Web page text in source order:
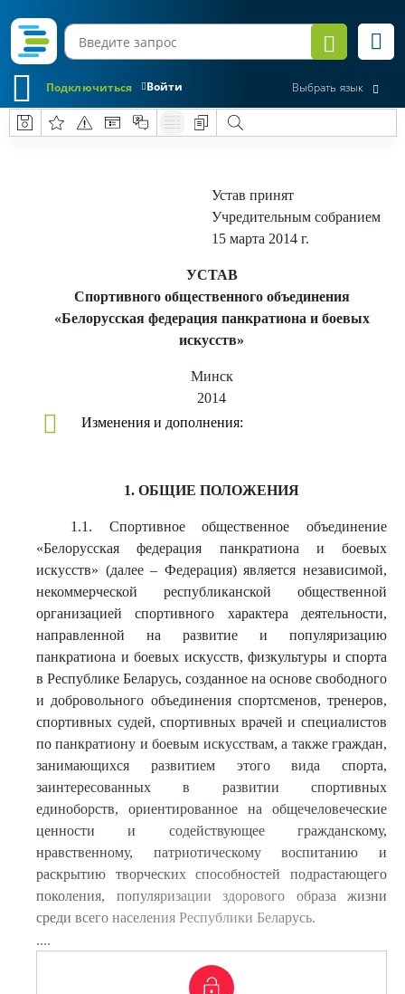
Войти
Подключиться Выбрать язык
Устав принят
Учредительным собранием
15 марта 2014 г.
УСТАВ
Спортивного общественного объединения
«Белорусская федерация панкратиона и боевых
искусств»
Минск
2014
Изменения и дополнения:
1. ОБЩИЕ ПОЛОЖЕНИЯ
1.1. Спортивное общественное объединение
«Белорусская федерация панкратиона и боевых
искусств» (далее – Федерация) является независимой,
некоммерческой республиканской общественной
организацией спортивного характера деятельности,
направленной на развитие и популяризацию
панкратиона и боевых искусств, физкультуры и спорта
в Республике Беларусь, созданное на основе свободного
и добровольного объединения спортсменов, тренеров,
спортивных судей, спортивных врачей и специалистов
по панкратиону и боевым искусствам, а также граждан,
занимающихся развитием этого вида спорта,
заинтересованных в развитии спортивных
единоборств, ориентированное на общечеловеческие
ценности и содействующее гражданскому,
нравственному, патриотическому воспитанию и
раскрытию творческих способностей подрастающего
поколения, популяризации здорового образа жизни
среди всего населения Республики Беларусь.
....